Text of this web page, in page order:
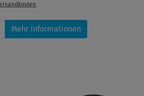
Mehr Informationen